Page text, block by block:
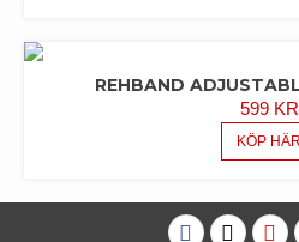
REHBAND
599 KR
KÖP HÄR
Facebook
Twitter